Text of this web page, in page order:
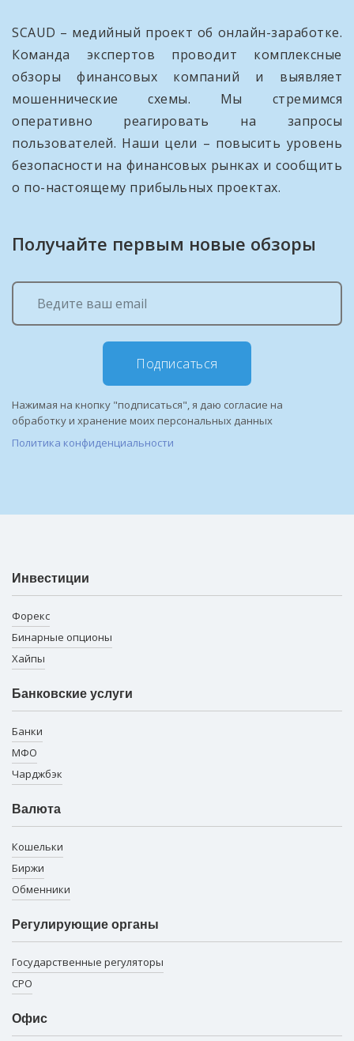
SCAUD – медийный проект об онлайн-заработке.
Команда экспертов проводит комплексные
обзоры финансовых компаний и выявляет
мошеннические схемы. Мы стремимся
оперативно реагировать на запросы
пользователей. Наши цели – повысить уровень
безопасности на финансовых рынках и сообщить
о по-настоящему прибыльных проектах.
Получайте первым новые обзоры
Подписаться
Нажимая на кнопку "подписаться", я даю согласие на
обработку и хранение моих персональных данных
Политика конфиденциальности
Инвестиции
Форекс
Бинарные опционы
Хайпы
Банковские услуги
Банки
МФО
Чарджбэк
Валюта
Кошельки
Биржи
Обменники
Регулирующие органы
Государственные регуляторы
СРО
Офис